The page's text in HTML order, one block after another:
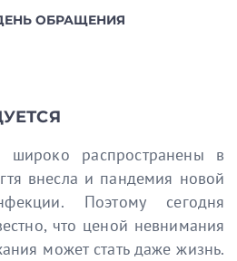
ОБРАЩЕНИЯ
широко распространены в
внесла и пандемия новой
Поэтому сегодня
что ценой невнимания
может стать даже жизнь.